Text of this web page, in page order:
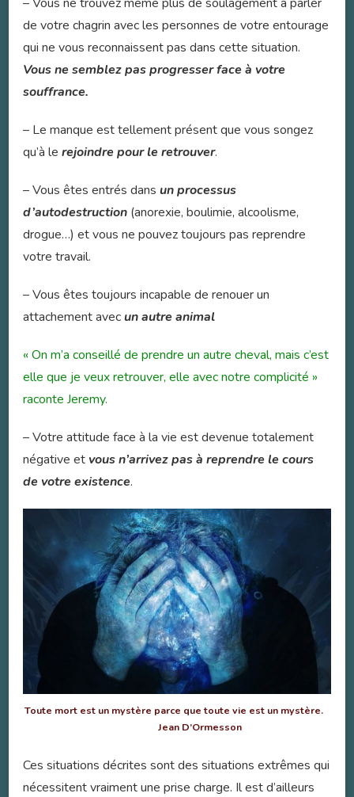
de votre chagrin avec les personnes de votre entourage
qui ne vous reconnaissent pas dans cette situation.
Vous ne semblez pas progresser face à votre
souffrance.
– Le manque est tellement présent que vous songez
qu’à le rejoindre pour le retrouver.
– Vous êtes entrés dans un processus
d’autodestruction (anorexie, boulimie, alcoolisme,
drogue…) et vous ne pouvez toujours pas reprendre
votre travail.
– Vous êtes toujours incapable de renouer un
attachement avecun autre animal
« On m’a conseillé de prendre un autre cheval, mais c’est
elle que je veux retrouver, elle avec notre complicité »
raconte Jeremy.
– Votre attitude face à la vie est devenue totalement
négative et vous n’arrivez pas à reprendre le cours
de votre existence.
Toute mort est un mystère parce que toute vie est un mystère.
Jean D’Ormesson
Ces situations décrites sont des situations extrêmes qui
nécessitent vraiment une prise charge. Il est d’ailleurs